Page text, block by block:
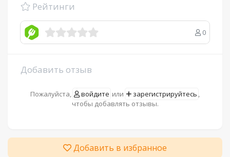
Рейтинги
0
Добавить отзыв
Пожалуйста, войдите или зарегистрируйтесь ,
чтобы добавлять отзывы.
Добавить в избранное